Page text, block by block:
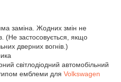
заміна. Жодних змін не
(Не застосовується, якщо
дверних вогнів.)
світлодіодний автомобільний
емблеми для Volkswagen